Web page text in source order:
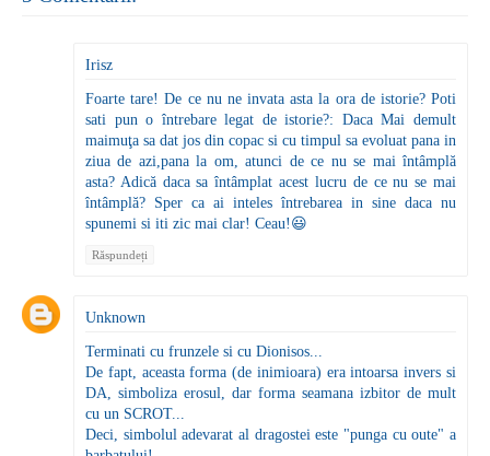
Irisz
Foarte tare! De ce nu ne invata asta la ora de istorie? Poti
sati pun o întrebare legat de istorie?: Daca Mai demult
maimuţa sa dat jos din copac si cu timpul sa evoluat pana in
ziua de azi,pana la om, atunci de ce nu se mai întâmplă
asta? Adică daca sa întâmplat acest lucru de ce nu se mai
întâmplă? Sper ca ai inteles întrebarea in sine daca nu
spunemi si iti zic mai clar! Ceau!😃
Răspundeți
Unknown
Terminati cu frunzele si cu Dionisos...
De fapt, aceasta forma (de inimioara) era intoarsa invers si
DA, simboliza erosul, dar forma seamana izbitor de mult
cu un SCROT...
Deci, simbolul adevarat al dragostei este "punga cu oute" a